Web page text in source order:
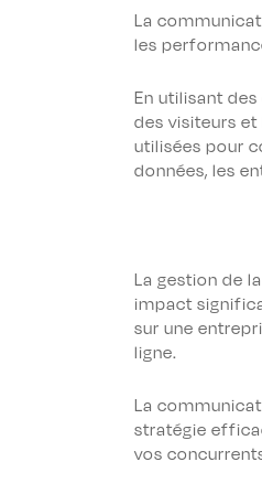
La
les
En utilisant
des visiteurs
utilisées pour
données, les
La gestion de
impact
sur une
ligne.
La
stratégie
vos